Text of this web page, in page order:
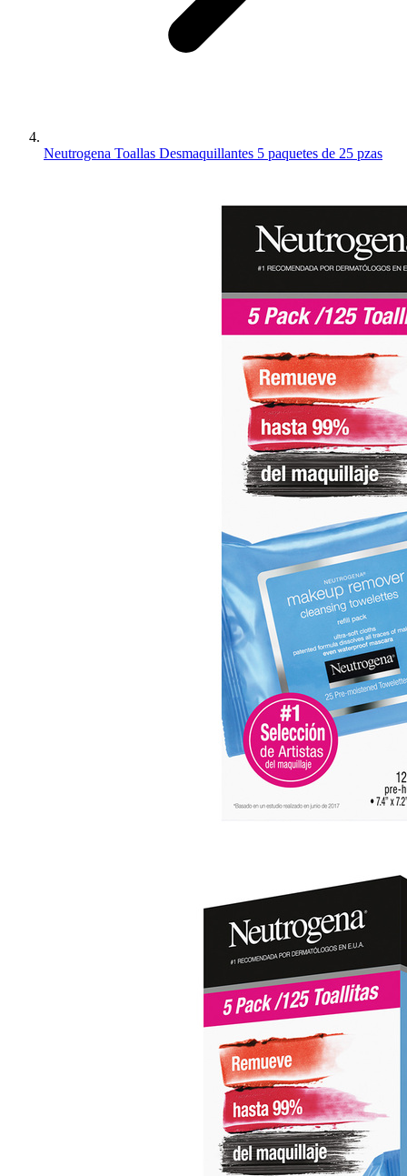
Neutrogena Toallas Desmaquillantes 5 paquetes de 25 pzas